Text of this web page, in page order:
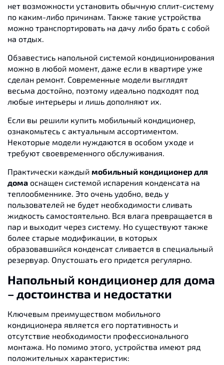
нет возможности установить обычную сплит-систему
по каким-либо причинам. Также такие устройства
можно транспортировать на дачу либо брать с собой
на отдых.
Обзавестись напольной системой кондиционирования
можно в любой момент, даже если в квартире уже
сделан ремонт. Современные модели выглядят
весьма достойно, поэтому идеально подходят под
любые интерьеры и лишь дополняют их.
Если вы решили купить мобильный кондиционер,
ознакомьтесь с актуальным ассортиментом.
Некоторые модели нуждаются в особом уходе и
требуют своевременного обслуживания.
Практически каждый мобильный кондиционер для
дома оснащен системой испарения конденсата на
теплообменнике. Это очень удобно, ведь у
пользователей не будет необходимости сливать
жидкость самостоятельно. Вся влага превращается в
пар и выходит через систему. Но существуют также
более старые модификации, в которых
образовавшийся конденсат сливается в специальный
резервуар. Опустошать его придется регулярно.
Напольный кондиционер для дома
– достоинства и недостатки
Ключевым преимуществом мобильного
кондиционера является его портативность и
отсутствие необходимости профессионального
монтажа. Но помимо этого, устройства имеют ряд
положительных характеристик: